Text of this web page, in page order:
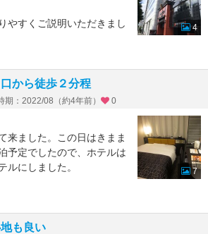
やすくご説明いただきまし
アメニティはお部屋にセッ
1
4
から徒歩２分程
期：2022/08（約4年前） 0
来ました。この日はきまま
予定でしたので、ホテルは
ルにしました。
開されているようで、楽天
7
も良い